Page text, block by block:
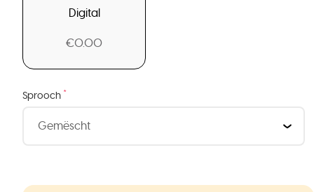
Digital
€0.00
Sprooch *